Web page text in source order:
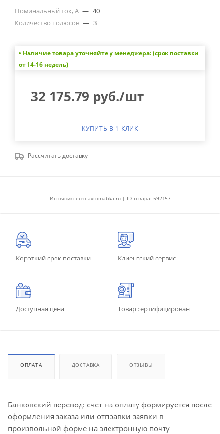
Номинальный ток, А — 40
Количество полюсов — 3
• Наличие товара уточняйте у менеджера: (срок поставки
от 14-16 недель)
32 175.79 руб./шт
КУПИТЬ В 1 КЛИК
Рассчитать доставку
Источник: euro-avtomatika.ru | ID товара: 592157
Короткий срок поставки Клиентский сервис
Доступная цена Товар сертифицирован
ОПЛАТА ДОСТАВКА ОТЗЫВЫ
Банковский перевод: счет на оплату формируется после
оформления заказа или отправки заявки в
произвольной форме на электронную почту